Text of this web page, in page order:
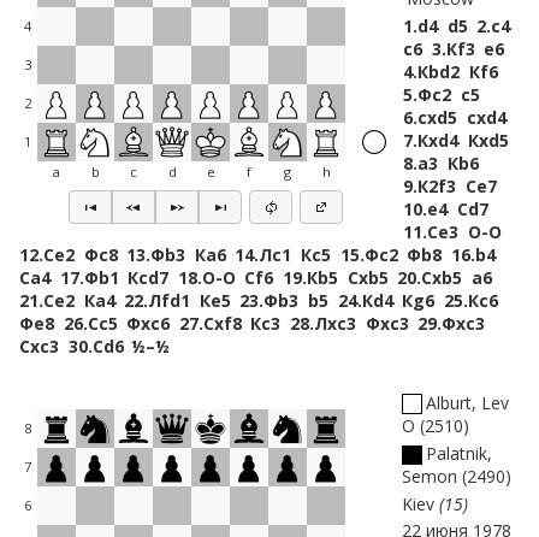
4
3
2
1
a
b c d e f g h
1.d4 d5 2.c4
c6 3.Кf3 e6
4.Кbd2 Кf6
5.Фc2 c5
6.cxd5 cxd4
7.Кxd4 Кxd5
8.a3 Кb6
9.К2f3 Сe7
10.e4 Сd7
11.Сe3 O-O
12.Сe2 Фc8 13.Фb3 Кa6 14.Лc1 Кc5 15.Фc2 Фb8 16.b4
Сa4 17.Фb1 Кcd7 18.O-O Сf6 19.Кb5 Сxb5 20.Сxb5 a6
21.Сe2 Кa4 22.Лfd1 Кe5 23.Фb3 b5 24.Кd4 Кg6 25.Кc6
Фe8 26.Сc5 Фxc6 27.Сxf8 Кc3 28.Лxc3 Фxc3 29.Фxc3
Сxc3 30.Сd6 ½–½
8
7
6
Alburt, Lev
O 2510
Palatnik,
Semon 2490
Kiev 15
22 июня 1978